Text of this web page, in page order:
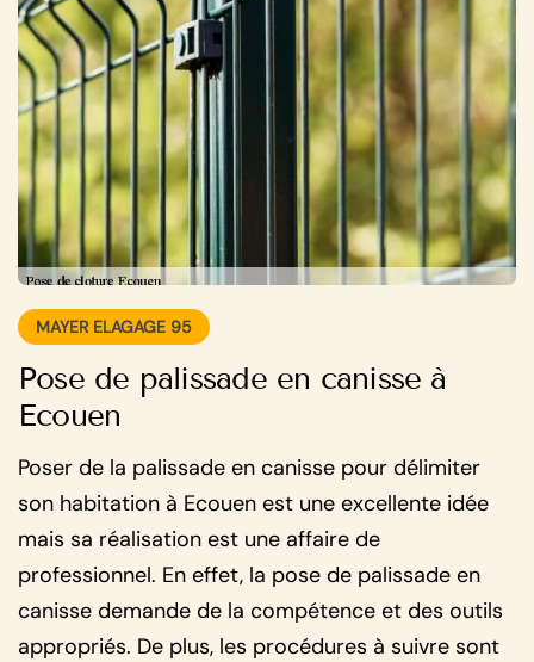
MAYER ELAGAGE 95
Pose de palissade en canisse à
Ecouen
Poser de la palissade en canisse pour délimiter
son habitation à Ecouen est une excellente idée
mais sa réalisation est une affaire de
professionnel. En effet, la pose de palissade en
canisse demande de la compétence et des outils
appropriés. De plus, les procédures à suivre sont